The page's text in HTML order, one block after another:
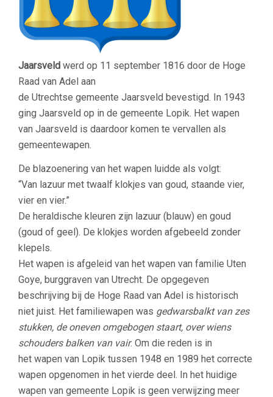
Jaarsveld werd op 11 september 1816 door de Hoge
Raad van Adel aan
de Utrechtse gemeente Jaarsveld bevestigd. In 1943
ging Jaarsveld op in de gemeente Lopik. Het wapen
van Jaarsveld is daardoor komen te vervallen als
gemeentewapen.
De blazoenering van het wapen luidde als volgt:
“Van lazuur met twaalf klokjes van goud, staande vier,
vier en vier.”
De heraldische kleuren zijn lazuur (blauw) en goud
(goud of geel). De klokjes worden afgebeeld zonder
klepels.
Het wapen is afgeleid van het wapen van familie Uten
Goye, burggraven van Utrecht. De opgegeven
beschrijving bij de Hoge Raad van Adel is historisch
niet juist. Het familiewapen was gedwarsbalkt van zes
stukken, de oneven omgebogen staart, over wiens
schouders balken van vair. Om die reden is in
het wapen van Lopik tussen 1948 en 1989 het correcte
wapen opgenomen in het vierde deel. In het huidige
wapen van gemeente Lopik is geen verwijzing meer